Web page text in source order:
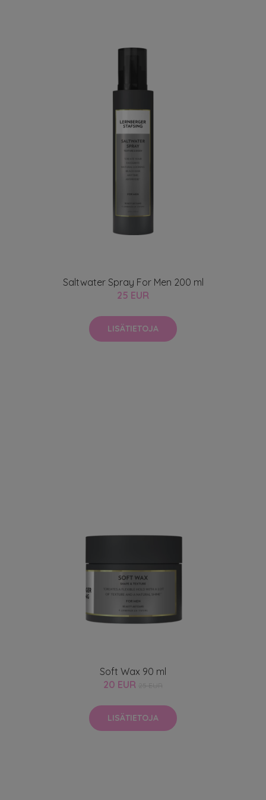
Saltwater Spray For Men 200 ml
25 EUR
LISÄTIETOJA
Soft Wax 90 ml
20 EUR
LISÄTIETOJA